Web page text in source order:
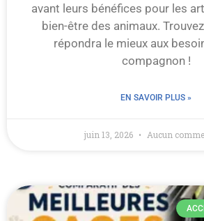
avant leurs bénéfices pour les
bien-être des animaux.
répondra le mieux aux
compagnon !
EN SAVOIR PLUS »
juin 13, 2026 Aucun